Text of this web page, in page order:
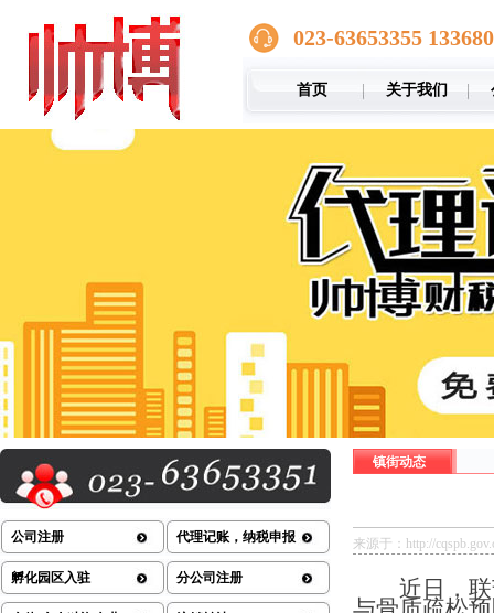
023-63653355
首页 关于我们
公司注册 代理记账，纳税申报
孵化园区入驻 分公司注册
镇街动态
来源于：http://
近日，